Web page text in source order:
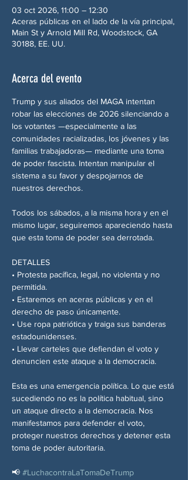
03 oct 2026, 11:00 – 12:30
Aceras públicas en el lado de la vía principal,
Main St y Arnold Mill Rd, Woodstock, GA
30188, EE. UU.
Acerca del evento
Trump y sus aliados del MAGA intentan
robar las elecciones de 2026 silenciando a
los votantes —especialmente a las
comunidades racializadas, los jóvenes y las
familias trabajadoras— mediante una toma
de poder fascista. Intentan manipular el
sistema a su favor y despojarnos de
nuestros derechos.
Todos los sábados, a la misma hora y en el
mismo lugar, seguiremos apareciendo hasta
que esta toma de poder sea derrotada.
DETALLES
• Protesta pacífica, legal, no violenta y no
permitida.
• Estaremos en aceras públicas y en el
derecho de paso únicamente.
• Use ropa patriótica y traiga sus banderas
estadounidenses.
• Llevar carteles que defiendan el voto y
denuncien este ataque a la democracia.
Esta es una emergencia política. Lo que está
sucediendo no es la política habitual, sino
un ataque directo a la democracia. Nos
manifestamos para defender el voto,
proteger nuestros derechos y detener esta
toma de poder autoritaria.
📢 #LuchacontraLaTomaDeTrump